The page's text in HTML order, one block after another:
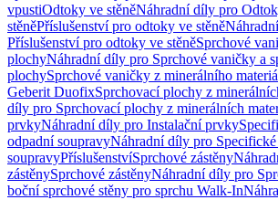
vpustiOdtoky ve stěněNáhradní díly pro
stěněPříslušenství pro odtoky ve stěně
Příslušenství pro odtoky ve stěněSprchové
plochyNáhradní díly pro Sprchové vaničky a
plochySprchové vaničky z minerálního
Geberit DuofixSprchovací plochy z
díly pro Sprchovací plochy z minerálních
prvkyNáhradní díly pro Instalační prvky
odpadní soupravyNáhradní díly pro
soupravyPříslušenstvíSprchové zástěny
zástěnySprchové zástěnyNáhradní díly pro
boční sprchové stěny pro sprchu Walk-In